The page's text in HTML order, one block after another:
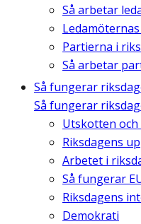
Så arbetar
Partierna i
Så arbetar
Så fungerar
Så fungerar
Utskotten och
Riksdagens
Arbetet i
Så fungerar
Riksdagens
Demokrati